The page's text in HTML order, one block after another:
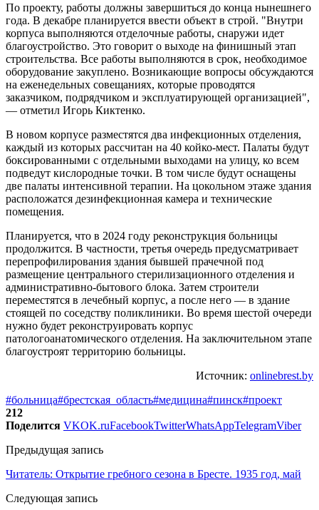
По проекту, работы должны завершиться до конца нынешнего
года. В декабре планируется ввести объект в строй. "Внутри
корпуса выполняются отделочные работы, снаружи идет
благоустройство. Это говорит о выходе на финишный этап
строительства. Все работы выполняются в срок, необходимое
оборудование закуплено. Возникающие вопросы обсуждаются
на еженедельных совещаниях, которые проводятся
заказчиком, подрядчиком и эксплуатирующей организацией",
— отметил Игорь Киктенко.
В новом корпусе разместятся два инфекционных отделения,
каждый из которых рассчитан на 40 койко-мест. Палаты будут
боксированными с отдельными выходами на улицу, ко всем
подведут кислородные точки. В том числе будут оснащены
две палаты интенсивной терапии. На цокольном этаже здания
расположатся дезинфекционная камера и технические
помещения.
Планируется, что в 2024 году реконструкция больницы
продолжится. В частности, третья очередь предусматривает
перепрофилирования здания бывшей прачечной под
размещение центрального стерилизационного отделения и
административно-бытового блока. Затем строители
переместятся в лечебный корпус, а после него — в здание
стоящей по соседству поликлиники. Во время шестой очереди
нужно будет реконструировать корпус
патологоанатомического отделения. На заключительном этапе
благоустроят территорию больницы.
Источник: onlinebrest.by
#больница#брестская_область#медицина#пинск#проект
212
Поделится VKOK.ruFacebookTwitterWhatsAppTelegramViber
Предыдущая запись
Читатель: Открытие гребного сезона в Бресте. 1935 год, май
Следующая запись